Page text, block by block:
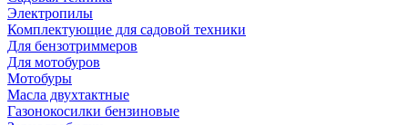
Электропилы
Комплектующие для садовой техники
Для бензотриммеров
Для мотобуров
Мотобуры
Масла двухтактные
Газонокосилки бензиновые